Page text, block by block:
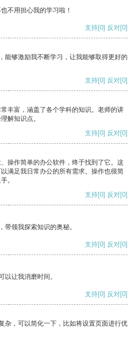
不用担心我的学习啦！
支持[0] 反对[0]
能够激励我不断学习，让我能够取得更好的
支持[0] 反对[0]
丰富，涵盖了各个学科的知识。老师的讲
解知识点。
支持[0] 反对[0]
操作简单的办公软件，终于找到了它。这
满足我日常办公的所有需求。操作也很简
。
支持[0] 反对[0]
带领我探索知识的奥秘。
支持[0] 反对[0]
以让我消磨时间。
支持[0] 反对[0]
杂，可以简化一下，比如将设置页面进行优